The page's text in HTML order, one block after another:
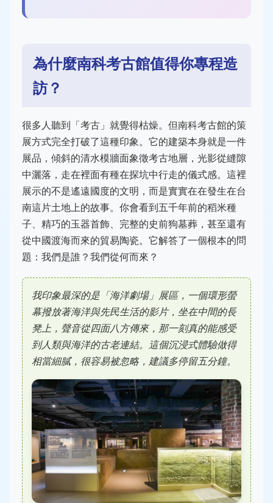
為什麼南科考古館值得你專程造
訪？
很多人聽到「考古」就覺得枯燥。但南科考古館的策
展方式完全打破了這種印象。它的建築本身就是一件
展品，傾斜的清水模牆面象徵考古地層，光影從縫隙
中灑落，走在裡面有種在探坑中行走的儀式感。這裡
展示的不是遙遠國度的文明，而是實實在在發生在台
南這片土地上的故事。你會看到五千年前的稻米種
子、精巧的玉器首飾、完整的史前狗墓葬，甚至還有
從中國渡海而來的貿易陶瓷。它解答了一個根本的問
題：我們是誰？我們從何而來？
我印象最深的是「海洋劇場」展區，一個環形螢
幕撥放著海洋與先民生活的影片，坐在中間的長
凳上，聲音從四面八方傳來，那一刻真的能感受
到人類與海洋的古老連結。這個沉浸式體驗做得
相當細膩，很容易被忽略，建議多停留五分鐘。